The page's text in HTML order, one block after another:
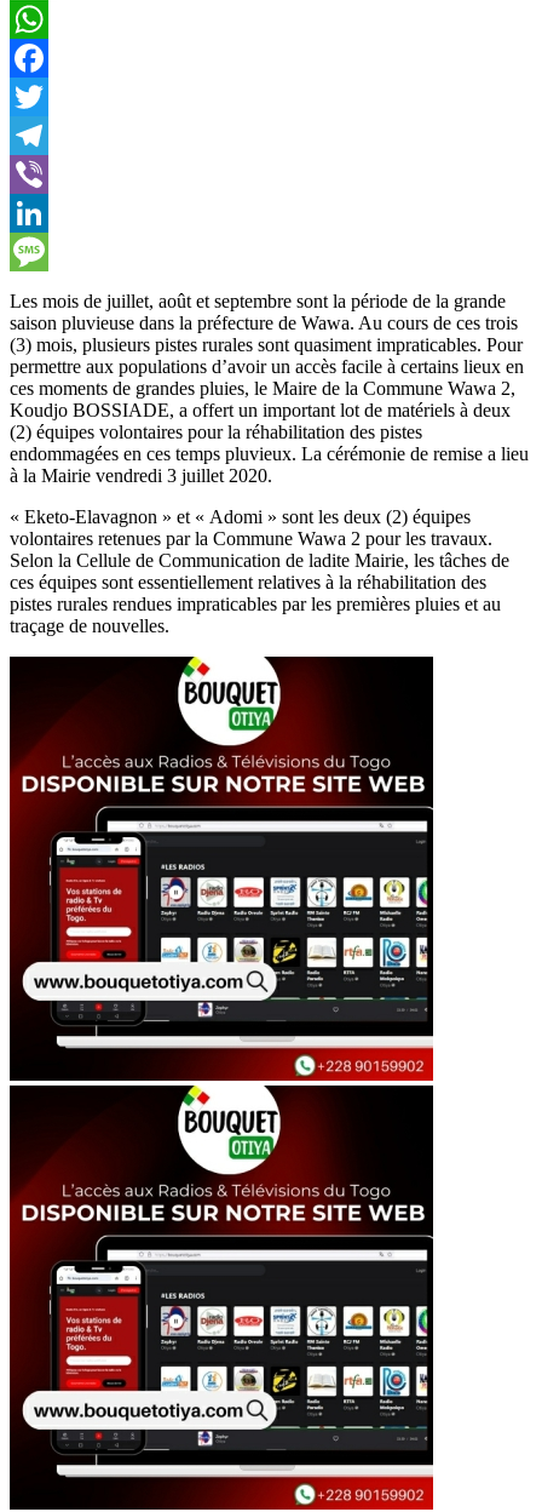
WhatsApp
Facebook
Twitter
Telegram
Viber
LinkedIn
Message
Les mois de juillet, août et septembre sont la période de la grande
saison pluvieuse dans la préfecture de Wawa. Au cours de ces trois
(3) mois, plusieurs pistes rurales sont quasiment impraticables. Pour
permettre aux populations d’avoir un accès facile à certains lieux en
ces moments de grandes pluies, le Maire de la Commune Wawa 2,
Koudjo BOSSIADE, a offert un important lot de matériels à deux
(2) équipes volontaires pour la réhabilitation des pistes
endommagées en ces temps pluvieux. La cérémonie de remise a lieu
à la Mairie vendredi 3 juillet 2020.
« Eketo-Elavagnon » et « Adomi » sont les deux (2) équipes
volontaires retenues par la Commune Wawa 2 pour les travaux.
Selon la Cellule de Communication de ladite Mairie, les tâches de
ces équipes sont essentiellement relatives à la réhabilitation des
pistes rurales rendues impraticables par les premières pluies et au
traçage de nouvelles.